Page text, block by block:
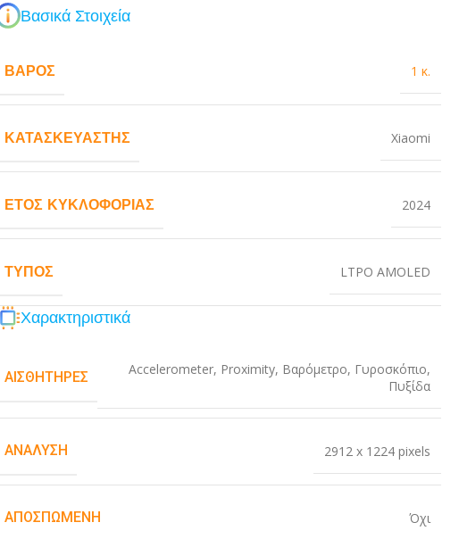
Βασικά Στοιχεία
ΒΆΡΟΣ 1 κ.
ΚΑΤΑΣΚΕΥΑΣΤΉΣ Xiaomi
ΈΤΟΣ ΚΥΚΛΟΦΟΡΊΑΣ 2024
ΤΎΠΟΣ LTPO AMOLED
Χαρακτηριστικά
ΑΙΣΘΗΤΉΡΕΣ Accelerometer, Proximity, Βαρόμετρο, Γυροσκόπιο,
Πυξίδα
ΑΝΆΛΥΣΗ 2912 x 1224 pixels
ΑΠΟΣΠΏΜΕΝΗ Όχι